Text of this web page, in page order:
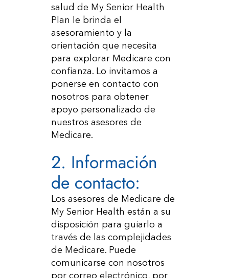
salud de My Senior Health
Plan le brinda el
asesoramiento y la
orientación que necesita
para explorar Medicare con
confianza. Lo invitamos a
ponerse en contacto con
nosotros para obtener
apoyo personalizado de
nuestros asesores de
Medicare.
2. Información
de contacto:
Los asesores de Medicare de
My Senior Health están a su
disposición para guiarlo a
través de las complejidades
de Medicare. Puede
comunicarse con nosotros
por correo electrónico, por